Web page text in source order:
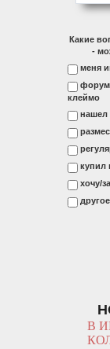
Какие
-
меня
клеймо
нашел
купил
хочу/
В